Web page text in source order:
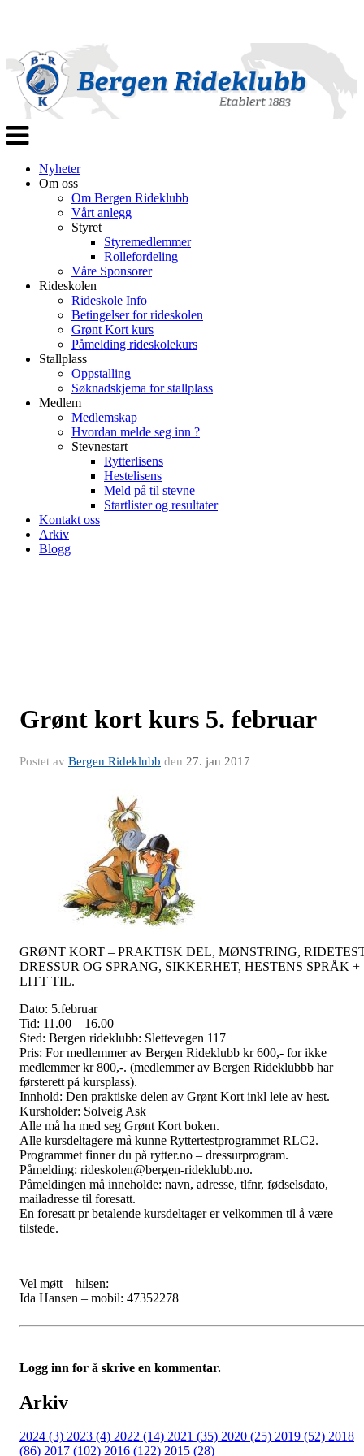
Veksle
navigasjon
Nyheter
Om oss
Om Bergen Rideklubb
Vårt anlegg
Styret
Styremedlemmer
Rollefordeling
Våre Sponsorer
Rideskolen
Rideskole Info
Betingelser for rideskolen
Grønt Kort kurs
Påmelding rideskolekurs
Stallplass
Oppstalling
Søknadskjema for stallplass
Medlem
Medlemskap
Hvordan melde seg inn ?
Stevnestart
Rytterlisens
Hestelisens
Meld på til stevne
Startlister og resultater
Kontakt oss
Arkiv
Blogg
Grønt kort kurs 5. februar
Postet av Bergen Rideklubb den 27. jan 2017
GRØNT KORT – PRAKTISK DEL, MØNSTRING,
DRESSUR OG SPRANG, SIKKERHET, HESTENS SPRÅK +
LITT TIL.
Dato: 5.februar
Tid: 11.00 – 16.00
Sted: Bergen rideklubb: Slettevegen 117
Pris: For medlemmer av Bergen Rideklubb kr 600,- for ikke
medlemmer kr 800,-. (medlemmer av Bergen Rideklubbb har
førsterett på kursplass).
Innhold: Den praktiske delen av Grønt Kort inkl leie av hest.
Kursholder: Solveig Ask
Alle må ha med seg Grønt Kort boken.
Alle kursdeltagere må kunne Ryttertestprogrammet RLC2.
Programmet finner du på rytter.no – dressurprogram.
Påmelding: rideskolen@bergen-rideklubb.no.
Påmeldingen må inneholde: navn, adresse, tlfnr, fødselsdato,
mailadresse til foresatt.
En foresatt pr betalende kursdeltager er velkommen til å være
tilstede.
Vel møtt – hilsen:
Ida Hansen – mobil: 47352278
Logg inn for å skrive en kommentar.
Arkiv
2024 (3) 2023 (4) 2022 (14) 2021 (35) 2020 (25) 2019 (52) 2018
(86) 2017 (102) 2016 (122) 2015 (28)